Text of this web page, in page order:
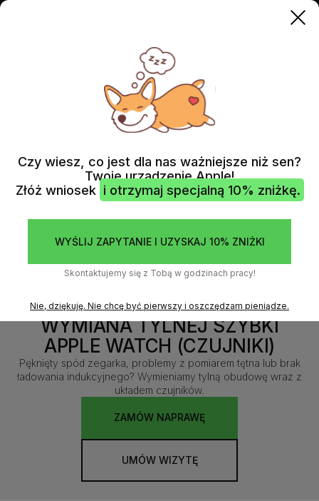
WYMIANA TYLNEJ SZYBKI
APPLE WATCH (CZUJNIKI)
Pęknięty spód zegarka, problemy z pomiarem tętna lub brak
ładowania indukcyjnego? Wymieniamy tylną obudowę wraz z
układem czujników.
ZAMÓW NAPRAWĘ
UMÓW WIZYTĘ
WYMIANA TYLNEJ SZYBKI (CZUJNIKI)
Czy wiesz, co jest dla nas ważniejsze niż sen?
Twoje urządzenie Apple!
Złóż wniosek i otrzymaj specjalną 10% zniżkę.
WYŚLIJ ZAPYTANIE I UZYSKAJ 10% ZNIŻKI
Skontaktujemy się z Tobą w godzinach pracy!
Nie, dziękuję. Nie chcę być pierwszy i oszczędzam pieniądze.